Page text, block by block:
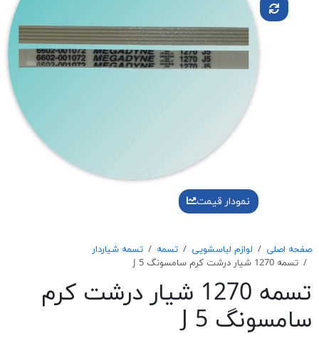
نمودار قیمت
صفحه اصلی لوازم لباسشویی تسمه
تسمه شیاردار
تسمه 1270 شیار درشت کرم سامسونگ J 5
تسمه 1270 شیار درشت کرم
سامسونگ J 5